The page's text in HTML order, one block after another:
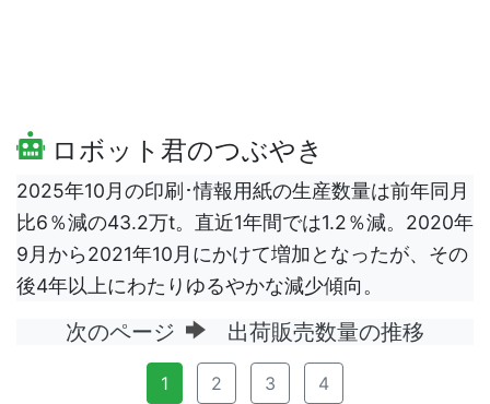
ロボット君のつぶやき
2025年10月の印刷･情報用紙の生産数量は前年同月
比6％減の43.2万t。直近1年間では1.2％減。2020年
9月から2021年10月にかけて増加となったが、その
後4年以上にわたりゆるやかな減少傾向。
次のページ 出荷販売数量の推移
1 2 3 4